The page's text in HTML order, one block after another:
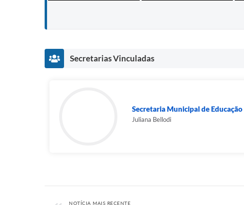
Secretarias Vinculadas
Secretaria Municipal de
Juliana Bellodi
NOTÍCIA MAIS RECENTE